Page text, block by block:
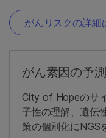
がんリスクの詳細
がん素因の予測
City of Hopeのサ
子性の理解、遺伝
策の個別化にNGS